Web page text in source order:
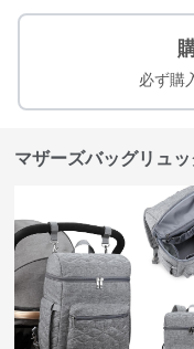
必ず購
マザーズバッグリュ